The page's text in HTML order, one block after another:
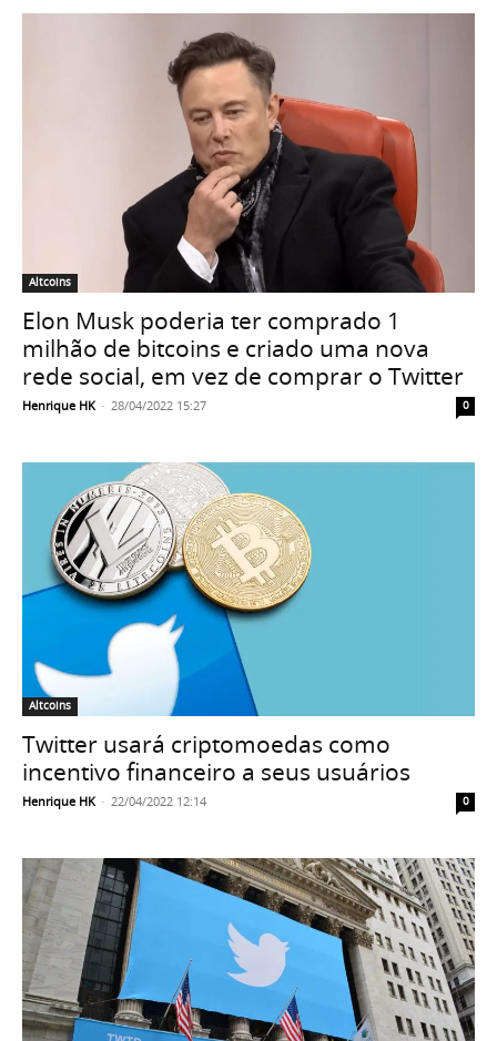
Altcoins
Elon Musk poderia ter comprado 1
milhão de bitcoins e criado uma nova
rede social, em vez de comprar o Twitter
Henrique HK - 28/04/2022 15:27 0
Altcoins
Twitter usará criptomoedas como
incentivo financeiro a seus usuários
Henrique HK - 22/04/2022 12:14 0